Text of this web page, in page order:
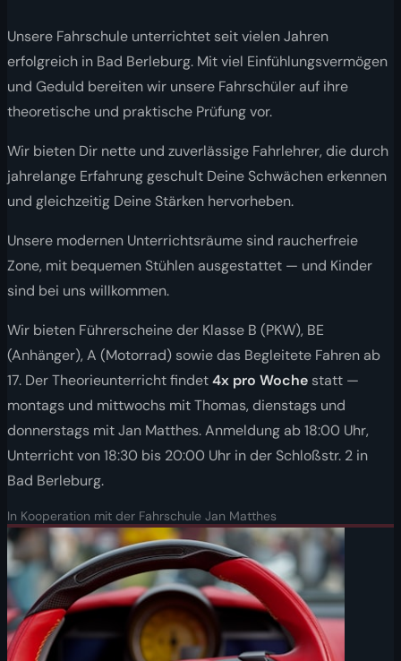
Unsere Fahrschule unterrichtet seit vielen Jahren
erfolgreich in Bad Berleburg. Mit viel Einfühlungsvermögen
und Geduld bereiten wir unsere Fahrschüler auf ihre
theoretische und praktische Prüfung vor.
Wir bieten Dir nette und zuverlässige Fahrlehrer, die durch
jahrelange Erfahrung geschult Deine Schwächen erkennen
und gleichzeitig Deine Stärken hervorheben.
Unsere modernen Unterrichtsräume sind raucherfreie
Zone, mit bequemen Stühlen ausgestattet — und Kinder
sind bei uns willkommen.
Wir bieten Führerscheine der Klasse B (PKW), BE
(Anhänger), A (Motorrad) sowie das Begleitete Fahren ab
17. Der Theorieunterricht findet4x pro Woche statt —
montags und mittwochs mit Thomas, dienstags und
donnerstags mit Jan Matthes. Anmeldung ab 18:00 Uhr,
Unterricht von 18:30 bis 20:00 Uhr in der Schloßstr. 2 in
Bad Berleburg.
In Kooperation mit der Fahrschule Jan Matthes